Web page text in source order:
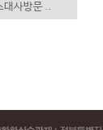
대사방문 ..